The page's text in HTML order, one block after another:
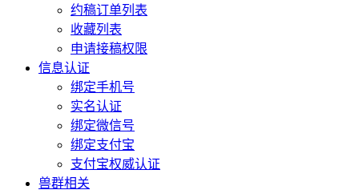
约稿订单列表
收藏列表
申请接稿权限
信息认证
绑定手机号
实名认证
绑定微信号
绑定支付宝
支付宝权威认证
兽群相关